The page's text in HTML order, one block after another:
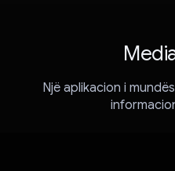
Një aplikacion i